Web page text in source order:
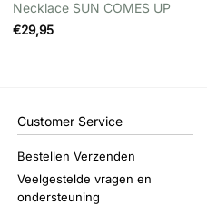
Necklace SUN COMES UP
€29,95
Customer Service
Bestellen Verzenden
Veelgestelde vragen en
ondersteuning